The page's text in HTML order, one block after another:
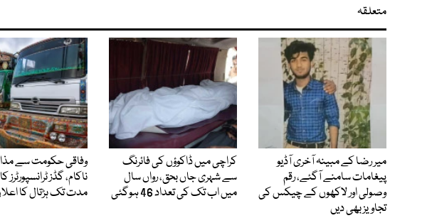
متعلقہ
میر رضا کے مبینہ آخری آڈیو
پیغامات سامنے آگئے، رقم
وصولی اور لاکھوں کے چیکس کی
تجاویز بھی دیں
کراچی میں ڈاکوؤں کی فائرنگ
سے شہری جاں بحق، رواں سال
میں اب تک کی تعداد 46 ہوگئی
وفاقی حکومت سے
ناکام، گڈز ٹرانسپورٹرز
مدت تک ہڑتال کا